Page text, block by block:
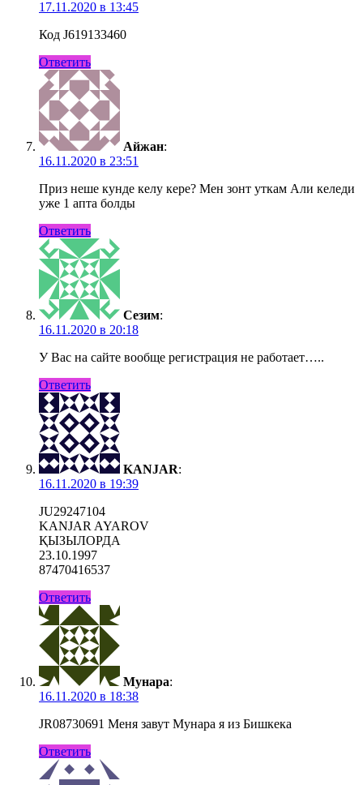
17.11.2020 в 13:45
Код J619133460
Ответить
Айжан:
16.11.2020 в 23:51
Приз неше кунде келу кере? Мен зонт уткам Али келеди
уже 1 апта болды
Ответить
Сезим:
16.11.2020 в 20:18
У Вас на сайте вообще регистрация не работает…..
Ответить
KANJAR:
16.11.2020 в 19:39
JU29247104
KANJAR AYAROV
ҚЫЗЫЛОРДА
23.10.1997
87470416537
Ответить
Мунара:
16.11.2020 в 18:38
JR08730691 Меня завут Мунара я из Бишкека
Ответить